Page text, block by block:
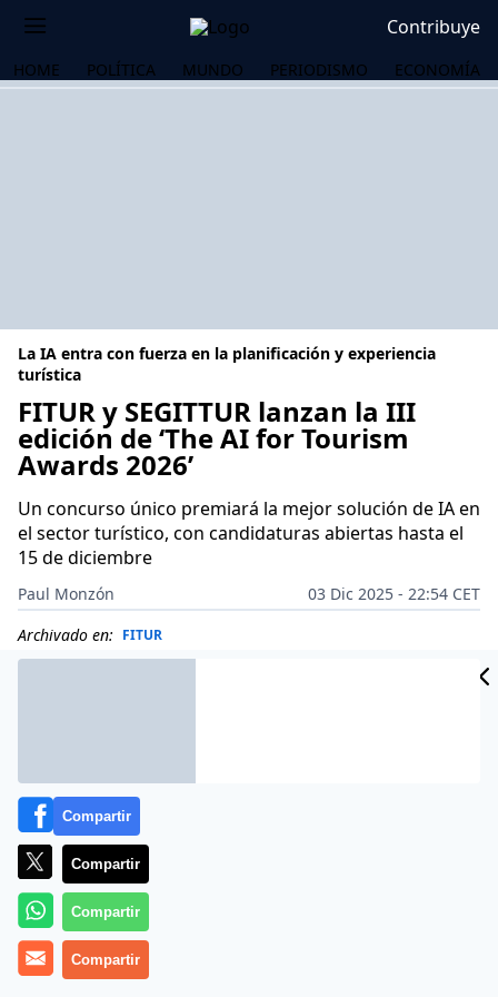
Contribuye
HOME POLÍTICA MUNDO PERIODISMO ECONOMÍA
La IA entra con fuerza en la planificación y experiencia
turística
FITUR y SEGITTUR lanzan la III
edición de ‘The AI ​​for Tourism
Awards 2026’
Un concurso único premiará la mejor solución de IA en
el sector turístico, con candidaturas abiertas hasta el
15 de diciembre
Paul Monzón
03 Dic 2025 - 22:54 CET
Archivado en: FITUR
Compartir
Compartir
Compartir
Compartir